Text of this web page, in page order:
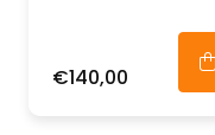
€140,00